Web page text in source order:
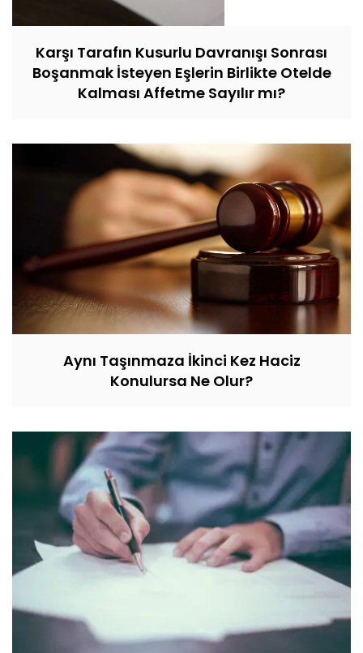
Karşı Tarafın Kusurlu Davranışı Sonrası
Boşanmak İsteyen Eşlerin Birlikte Otelde
Kalması Affetme Sayılır mı?
Aynı Taşınmaza İkinci Kez Haciz
Konulursa Ne Olur?